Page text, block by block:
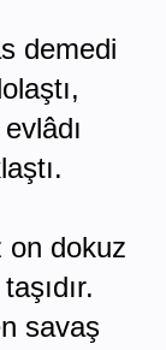
demedi
on dokuz
savaş